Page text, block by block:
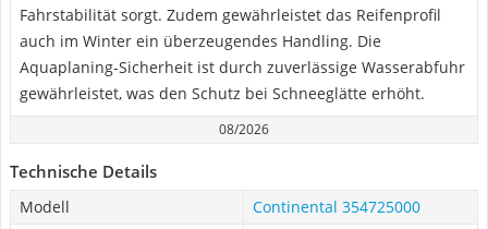
Fahrstabilität sorgt. Zudem gewährleistet das Reifenprofil
auch im Winter ein überzeugendes Handling. Die
Aquaplaning-Sicherheit ist durch zuverlässige Wasserabfuhr
gewährleistet, was den Schutz bei Schneeglätte erhöht.
08/2026
Technische Details
Modell
Continental 354725000